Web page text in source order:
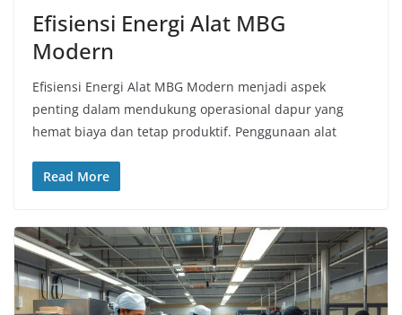
Efisiensi Energi Alat MBG
Modern
Efisiensi Energi Alat MBG Modern menjadi aspek
penting dalam mendukung operasional dapur yang
hemat biaya dan tetap produktif. Penggunaan alat
Read More